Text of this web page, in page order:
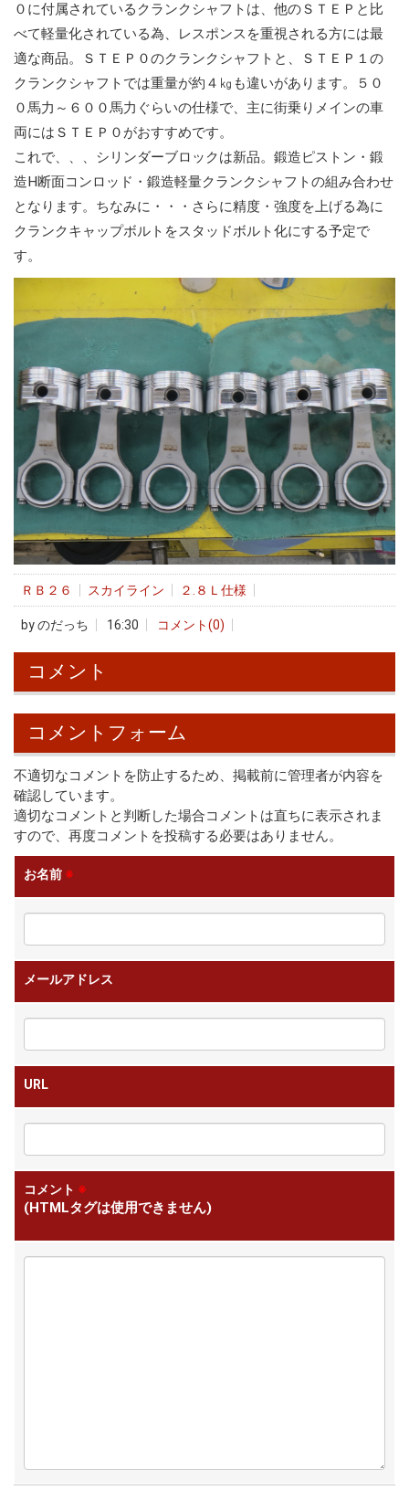
０に付属されているクランクシャフトは、他のＳＴＥＰと比
べて軽量化されている為、レスポンスを重視される方には最
適な商品。ＳＴＥＰ０のクランクシャフトと、ＳＴＥＰ１の
クランクシャフトでは重量が約４㎏も違いがあります。５０
０馬力～６００馬力ぐらいの仕様で、主に街乗りメインの車
両にはＳＴＥＰ０がおすすめです。
これで、、、シリンダーブロックは新品。鍛造ピストン・鍛
造H断面コンロッド・鍛造軽量クランクシャフトの組み合わせ
となります。ちなみに・・・さらに精度・強度を上げる為に
クランクキャップボルトをスタッドボルト化にする予定で
す。
ＲＢ２６ スカイライン ２.８Ｌ仕様
byのだっち 16:30 コメント(0)
コメント
コメントフォーム
不適切なコメントを防止するため、掲載前に管理者が内容を
確認しています。
適切なコメントと判断した場合コメントは直ちに表示されま
すので、再度コメントを投稿する必要はありません。
お名前 ※
メールアドレス
URL
コメント ※
(HTMLタグは使用できません)